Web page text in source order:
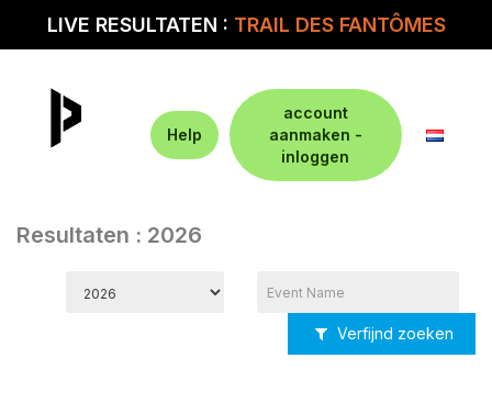
LIVE RESULTATEN : TRAIL DES FANTÔMES
Help
account
aanmaken -
inloggen
Resultaten : 2026
Verfijnd zoeken